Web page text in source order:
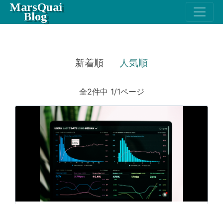
MarsQuai
Blog
新着順 人気順
全2件中 1/1ページ